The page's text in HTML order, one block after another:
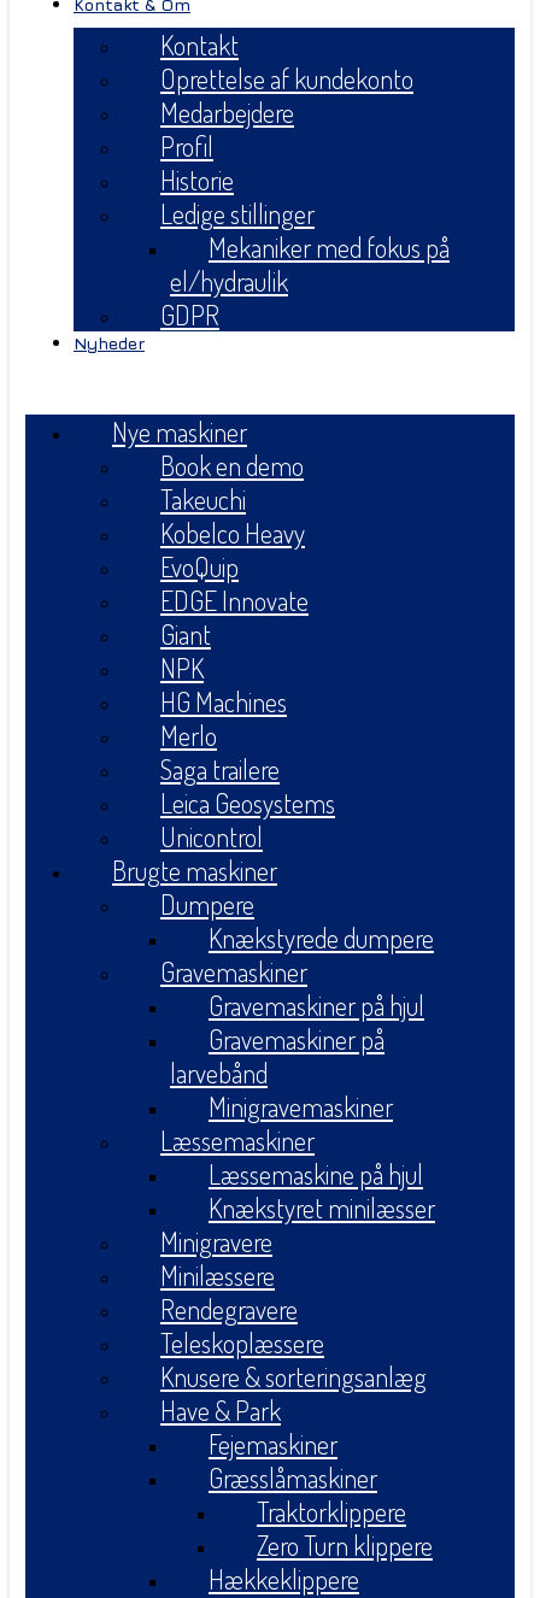
Kontakt & Om
Kontakt
Oprettelse af kundekonto
Medarbejdere
Profil
Historie
Ledige stillinger
Mekaniker med fokus på
el/hydraulik
GDPR
Nyheder
Nye maskiner
Book en demo
Takeuchi
Kobelco Heavy
EvoQuip
EDGE Innovate
Giant
NPK
HG Machines
Merlo
Saga trailere
Leica Geosystems
Unicontrol
Brugte maskiner
Dumpere
Knækstyrede dumpere
Gravemaskiner
Gravemaskiner på hjul
Gravemaskiner på
larvebånd
Minigravemaskiner
Læssemaskiner
Læssemaskine på hjul
Knækstyret minilæsser
Minigravere
Minilæssere
Rendegravere
Teleskoplæssere
Knusere & sorteringsanlæg
Have & Park
Fejemaskiner
Græsslåmaskiner
Traktorklippere
Zero Turn klippere
Hækkeklippere